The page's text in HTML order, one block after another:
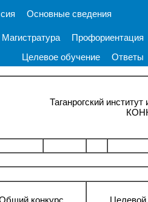
Основные сведения
Магистратура
Профориентация
Целевое обучение
Ответы
Таганрогский
конкурс Целевой